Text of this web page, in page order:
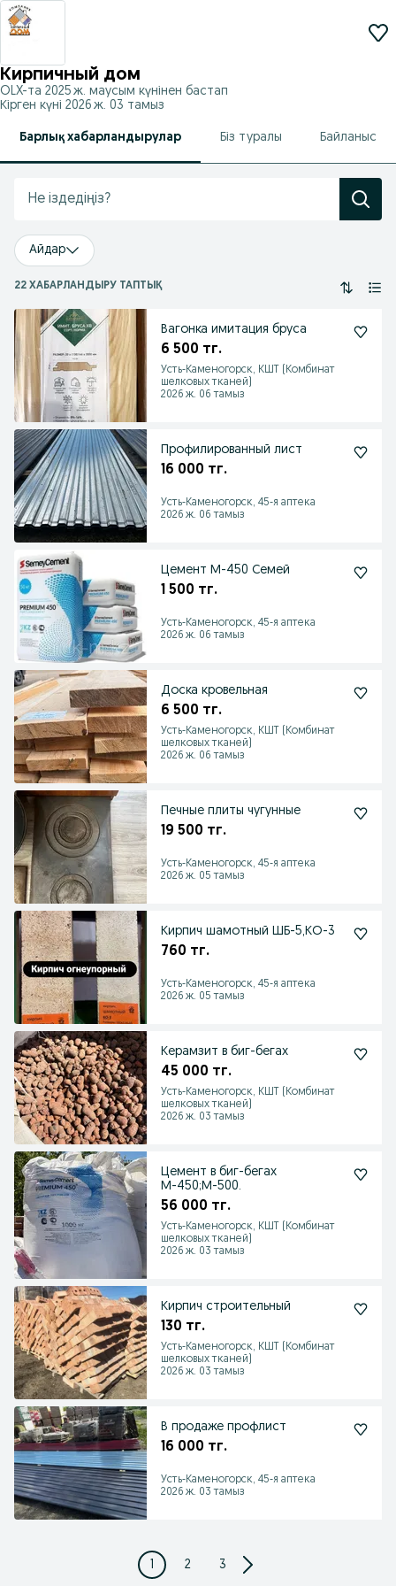
Кирпичный дом
OLX-та 2025 ж. маусым күнінен бастап
Кірген күні 2026 ж. 03 тамыз
Барлық хабарландырулар Біз туралы Байланыс
Айдар
22 ХАБАРЛАНДЫРУ ТАПТЫҚ
Вагонка имитация бруса
6 500 тг.
Усть-Каменогорск, КШТ (Комбинат
шелковых тканей)
2026 ж. 06 тамыз
Профилированный лист
16 000 тг.
Усть-Каменогорск, 45-я аптека
2026 ж. 06 тамыз
Цемент М-450 Семей
1 500 тг.
Усть-Каменогорск, 45-я аптека
2026 ж. 06 тамыз
Доска кровельная
6 500 тг.
Усть-Каменогорск, КШТ (Комбинат
шелковых тканей)
2026 ж. 06 тамыз
Печные плиты чугунные
19 500 тг.
Усть-Каменогорск, 45-я аптека
2026 ж. 05 тамыз
Кирпич шамотный ШБ-5,КО-3
760 тг.
Усть-Каменогорск, 45-я аптека
2026 ж. 05 тамыз
Керамзит в биг-бегах
45 000 тг.
Усть-Каменогорск, КШТ (Комбинат
шелковых тканей)
2026 ж. 03 тамыз
Цемент в биг-бегах
М-450;М-500.
56 000 тг.
Усть-Каменогорск, КШТ (Комбинат
шелковых тканей)
2026 ж. 03 тамыз
Кирпич строительный
130 тг.
Усть-Каменогорск, КШТ (Комбинат
шелковых тканей)
2026 ж. 03 тамыз
В продаже профлист
16 000 тг.
Усть-Каменогорск, 45-я аптека
2026 ж. 03 тамыз
1 2 3